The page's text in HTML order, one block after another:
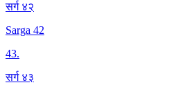
सर्ग ४२
Sarga 42
43.
सर्ग ४३